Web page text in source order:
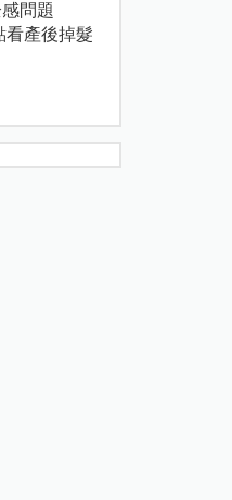
問題
看產後掉髮